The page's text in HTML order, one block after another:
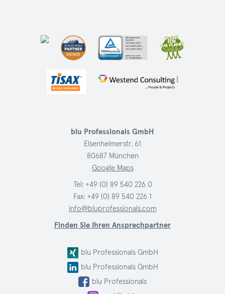
blu Professionals GmbH
Elsenheimerstr. 61
80687 München
Google Maps
Tel: +49 (0) 89 540 226 0
Fax: +49 (0) 89 540 226 1
info@bluprofessionals.com
Finden Sie Ihren Ansprechpartner
blu Professionals GmbH
blu Professionals GmbH
blu Professionals